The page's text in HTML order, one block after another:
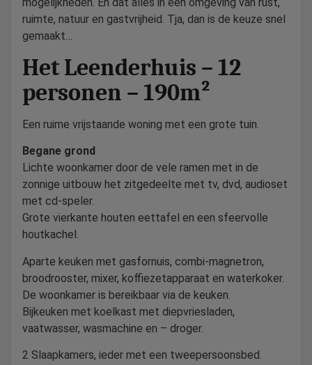
mogelijkheden. En dat alles in een omgeving van rust,
ruimte, natuur en gastvrijheid. Tja, dan is de keuze snel
gemaakt…
Het Leenderhuis – 12
personen – 190m²
Een ruime vrijstaande woning met een grote tuin.
Begane grond
Lichte woonkamer door de vele ramen met in de
zonnige uitbouw het zitgedeelte met tv, dvd, audioset
met cd-speler.
Grote vierkante houten eettafel en een sfeervolle
houtkachel.
Aparte keuken met gasfornuis, combi-magnetron,
broodrooster, mixer, koffiezetapparaat en waterkoker.
De woonkamer is bereikbaar via de keuken.
Bijkeuken met koelkast met diepvriesladen,
vaatwasser, wasmachine en – droger.
2 Slaapkamers, ieder met een tweepersoonsbed.